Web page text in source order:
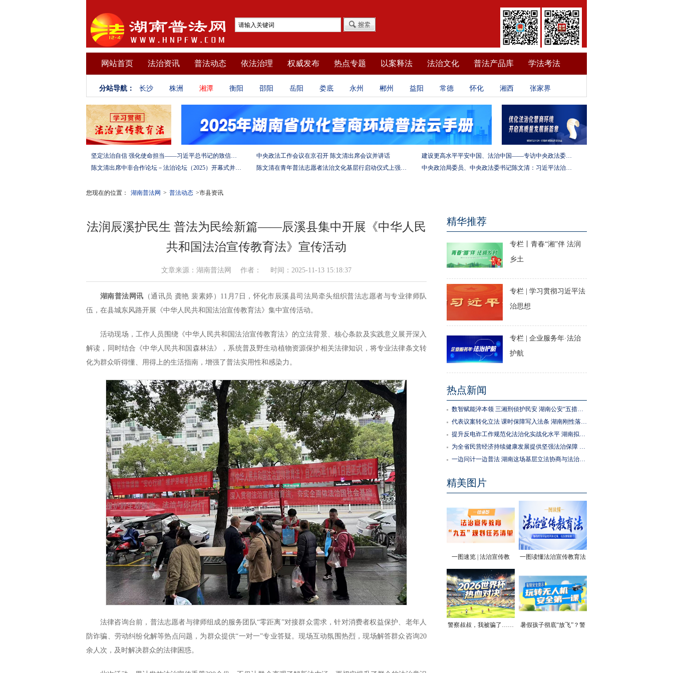
网站首页 法治资讯 普法动态 依法治理 权威发布 热点专题 以案释法 法治文化 普法产品库 学法考法
分站导航： 长沙 株洲 湘潭 衡阳 邵阳 岳阳 娄底 永州 郴州 益阳 常德 怀化 湘西 张家界
坚定法治自信 强化使命担当——习近平总书记的致信激励法学法律工作者投身全面依法治国伟大实践 中央政法工作会议在京召开 陈文清出席会议并讲话
建设更高水平平安中国、法治中国——专访中央政法委秘书长訚柏
陈文清出席中非合作论坛－法治论坛（2025）开幕式并在湖南调研
陈文清在青年普法志愿者法治文化基层行启动仪式上强调 以学习宣传习近平法治思想引领普法工作 中央政治局委员、中央政法委书记陈文清：习近平法治思想是全面依法治国的根本遵循和行动指南
您现在的位置： 湖南普法网 > 普法动态 >市县资讯
法润辰溪护民生 普法为民绘新篇——辰溪县集中开展《中华人民
共和国法治宣传教育法》宣传活动
文章来源：湖南普法网 作者： 时间：2025-11-13 15:18:37
湖南普法网讯 （通讯员 龚艳 裴素婷）11月7日，怀化市辰溪县司法局牵头组织普法志愿者与专业律师队
伍，在县城东风路开展《中华人民共和国法治宣传教育法》集中宣传活动。
活动现场，工作人员围绕《中华人民共和国法治宣传教育法》的立法背景、核心条款及实践意义展开深入
解读，同时结合《中华人民共和国森林法》，系统普及野生动植物资源保护相关法律知识，将专业法律条文转
化为群众听得懂、用得上的生活指南，增强了普法实用性和感染力。
法律咨询台前，普法志愿者与律师组成的服务团队“零距离”对接群众需求，针对消费者权益保护、老年人
防诈骗、劳动纠纷化解等热点问题，为群众提供“一对一”专业答疑。现场互动氛围热烈，现场解答群众咨询20
余人次，及时解决群众的法律困惑。
精华推荐
专栏丨青春“湘”伴 法润
乡土
专栏 | 学习贯彻习近平法
治思想
专栏 | 企业服务年·法治
护航
热点新闻
数智赋能淬本领 三湘刑侦护民安 湖南公安“五措并举”推进执法规范化建设
代表议案转化立法 课时保障写入法条 湖南刚性落实中小学生体育锻炼要求
提升反电诈工作规范化法治化实战化水平 湖南拟为反电诈工作立法
为全省民营经济持续健康发展提供坚强法治保障 湖南拟出台实施民营经济促进法办法
一边问计一边普法 湖南这场基层立法协商与法治宣传活动走进社区
精美图片
一图速览 | 法治宣传教
育“九五”规划任务清单
一图读懂法治宣传教育法
务，有法律保障了
警察叔叔，我被骗了……
暑假孩子彻底“放飞”？警